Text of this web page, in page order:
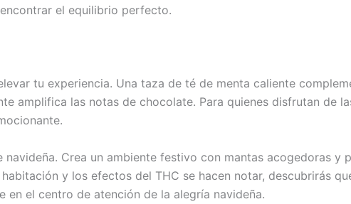
el equilibrio perfecto.
tu experiencia. Una taza de té de menta caliente
amplifica las notas de chocolate. Para quienes disfrutan de
Crea un ambiente festivo con mantas acogedoras y
y los efectos del THC se hacen notar, descubrirás
el centro de atención de la alegría navideña.